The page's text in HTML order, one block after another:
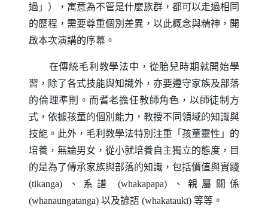
過」），寓意為不管是什麼族群，都可以走過相同
的歷程，需要尊重個別差異，以此概念與精神，開
啟本次演講的序幕。
在傳統毛利教學法中，從胎兒時期就開始學
習，除了各式技能與知識外，亦要遵守家族及部落
的倫理準則。而耆老擔任教師角色，以師徒制方
式，依據孩童的個別能力，教授不同領域的知識與
技能。此外，毛利教學法特別注重「孩童靈性」的
培養，無論男女，從小就培養自主獨立的態度，目
的是為了傳承家族與部落的知識，包括價值與實踐
(tikanga) 、系譜 (whakapapa) 、親屬關係
(whanaungatanga) 以及諺語 (whakataukī) 等等。